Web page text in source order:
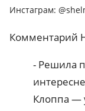
Инстаграм:
Комментарий
- Решила
Клоппа —